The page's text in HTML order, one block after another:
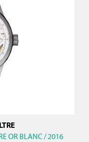
OR BLANC / 2016